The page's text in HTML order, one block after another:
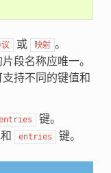
或 映射 。
段名称应唯一。
持不同的键值和
键。
和 entries 键。